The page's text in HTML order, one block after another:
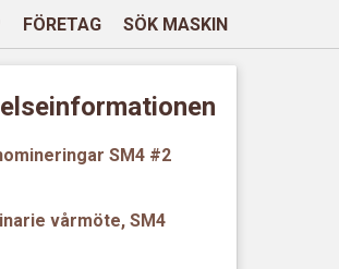
FÖRETAG SÖK MASKIN
SM4 #2
vårmöte, SM4